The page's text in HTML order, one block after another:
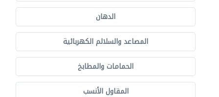
الدهان
المصاعد والسلالم الكهربائية
الحمامات والمطابخ
المقاول الأنسب